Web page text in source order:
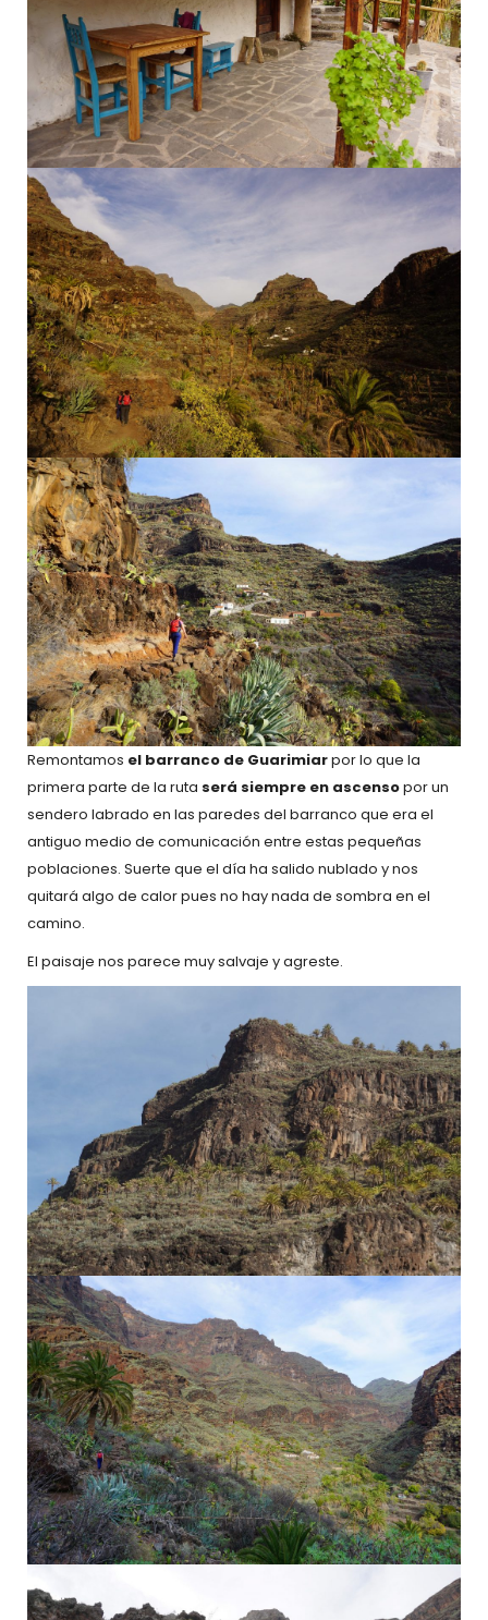
Remontamos el barranco de Guarimiarpor lo que la
primera parte de la ruta será siempre en ascensopor un
sendero labrado en las paredes del barranco que era el
antiguo medio de comunicación entre estas pequeñas
poblaciones. Suerte que el día ha salido nublado y nos
quitará algo de calor pues no hay nada de sombra en el
camino.
El paisaje nos parece muy salvaje y agreste.